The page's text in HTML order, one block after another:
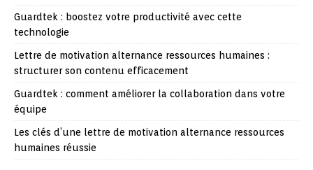
Guardtek : boostez votre productivité avec cette
technologie
Lettre de motivation alternance ressources humaines :
structurer son contenu efficacement
Guardtek : comment améliorer la collaboration dans votre
équipe
Les clés d’une lettre de motivation alternance ressources
humaines réussie